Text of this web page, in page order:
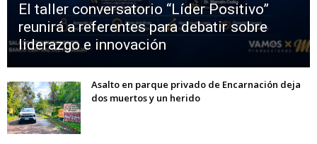
El taller conversatorio “Líder Positivo”
reunirá a referentes para debatir sobre
liderazgo e innovación
Asalto en parque privado de Encarnación deja
dos muertos y un herido